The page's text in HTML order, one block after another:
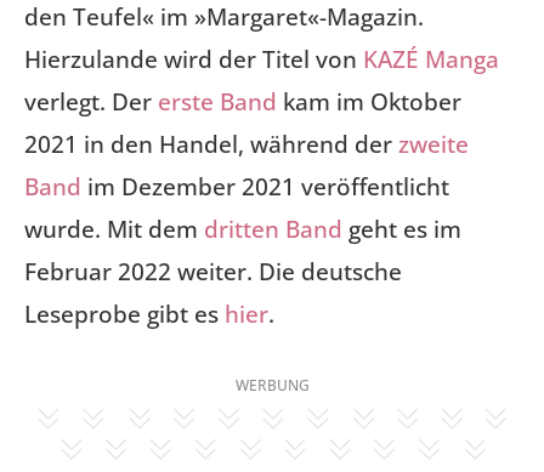
den Teufel« im »Margaret«-Magazin.
Hierzulande wird der Titel von KAZÉ Manga
verlegt. Der erste Band kam im Oktober
2021 in den Handel, während derzweite
Band im Dezember 2021 veröffentlicht
wurde. Mit dem dritten Band geht es im
Februar 2022 weiter. Die deutsche
Leseprobe gibt es hier.
WERBUNG